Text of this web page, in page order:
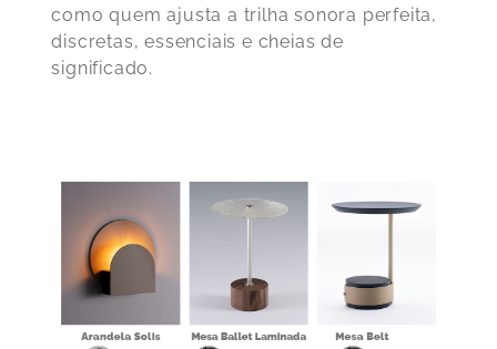
como quem ajusta a trilha sonora perfeita,
discretas, essenciais e cheias de
significado.